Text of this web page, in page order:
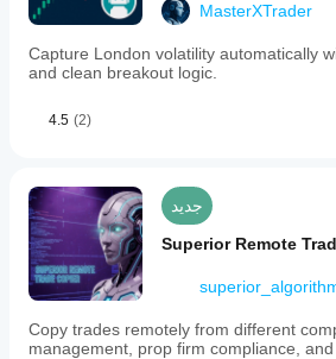
MasterXTrader
Capture London volatility automatically
and clean breakout logic.
4.5 (2)
جديد
Superior Remote
Copy trades remotely from different
management, prop firm compliance, and